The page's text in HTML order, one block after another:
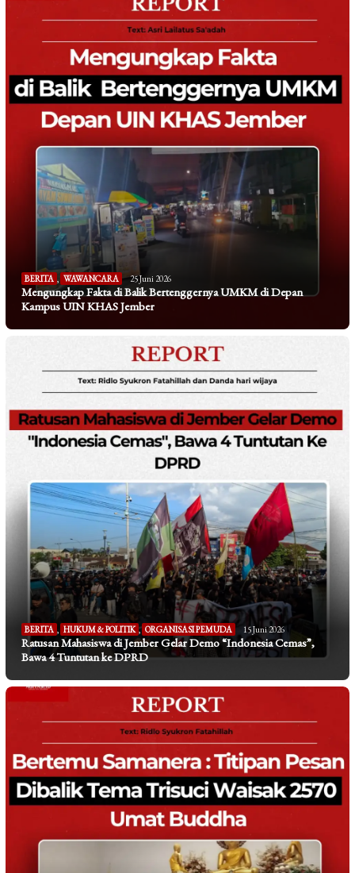
BERITA , WAWANCARA 25 Juni 2026
Mengungkap Fakta di Balik Bertenggernya UMKM di Depan
Kampus UIN KHAS Jember
BERITA , HUKUM & POLITIK , ORGANISASI PEMUDA 15 Juni 2026
Ratusan Mahasiswa di Jember Gelar Demo “Indonesia Cemas”,
Bawa 4 Tuntutan ke DPRD